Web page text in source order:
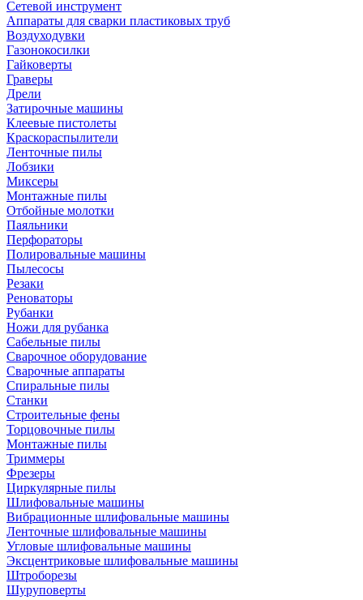
Сетевой инструмент
Аппараты для сварки пластиковых труб
Воздуходувки
Газонокосилки
Гайковерты
Граверы
Дрели
Затирочные машины
Клеевые пистолеты
Краскораспылители
Ленточные пилы
Лобзики
Миксеры
Монтажные пилы
Отбойные молотки
Паяльники
Перфораторы
Полировальные машины
Пылесосы
Резаки
Реноваторы
Рубанки
Ножи для рубанка
Сабельные пилы
Сварочное оборудование
Сварочные аппараты
Спиральные пилы
Станки
Строительные фены
Торцовочные пилы
Монтажные пилы
Триммеры
Фрезеры
Циркулярные пилы
Шлифовальные машины
Вибрационные шлифовальные машины
Ленточные шлифовальные машины
Угловые шлифовальные машины
Эксцентриковые шлифовальные машины
Штроборезы
Шуруповерты